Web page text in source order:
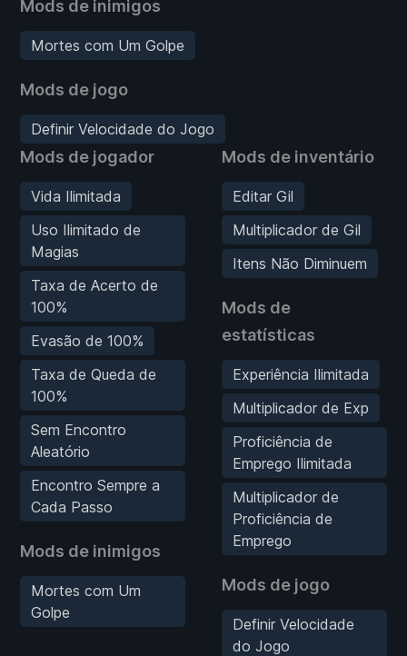
Mods de inimigos
Mortes com Um Golpe
Mods de jogo
Definir Velocidade do Jogo
Mods de jogador
Vida Ilimitada
Uso Ilimitado de
Magias
Taxa de Acerto de
100%
Evasão de 100%
Taxa de Queda de
100%
Sem Encontro
Aleatório
Encontro Sempre a
Cada Passo
Mods de inimigos
Mortes com Um
Golpe
Mods de inventário
Editar Gil
Multiplicador de Gil
Itens Não Diminuem
Mods de
estatísticas
Experiência Ilimitada
Multiplicador de Exp
Proficiência de
Emprego Ilimitada
Multiplicador de
Proficiência de
Emprego
Mods de jogo
Definir Velocidade
do Jogo